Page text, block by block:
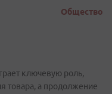
Общество
ключевую роль,
товара, а продолжение